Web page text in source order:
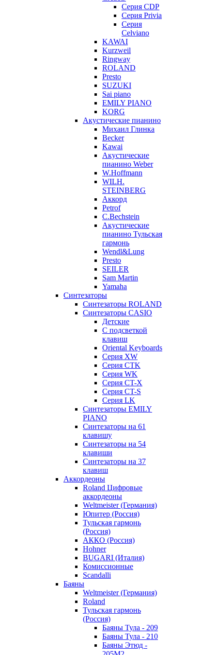
Серия CDP
Серия Privia
Серия
Celviano
KAWAI
Kurzweil
Ringway
ROLAND
Presto
SUZUKI
Sai piano
EMILY PIANO
KORG
Акустические пианино
Михаил Глинка
Becker
Kawai
Акустические
пианино Weber
W.Hoffmann
WILH.
STEINBERG
Аккорд
Petrof
C.Bechstein
Акустические
пианино Тульская
гармонь
Wendl&Lung
Presto
SEILER
Sam Martin
Yamaha
Синтезаторы
Синтезаторы ROLAND
Синтезаторы CASIO
Детские
С подсветкой
клавиш
Oriental Keyboards
Cерия XW
Серия CTK
Серия WK
Серия CT-X
Серия CT-S
Серия LK
Синтезаторы EMILY
PIANO
Синтезаторы на 61
клавишу
Синтезаторы на 54
клавиши
Синтезаторы на 37
клавиш
Аккордеоны
Roland Цифровые
аккордеоны
Weltmeister (Германия)
Юпитер (Россия)
Тульская гармонь
(Россия)
АККО (Россия)
Hohner
BUGARI (Италия)
Комиссионные
Scandalli
Баяны
Weltmeister (Германия)
Roland
Тульская гармонь
(Россия)
Баяны Тула - 209
Баяны Тула - 210
Баяны Этюд -